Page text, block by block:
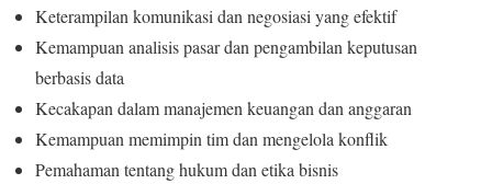
Keterampilan komunikasi dan negosiasi yang efektif
Kemampuan analisis pasar dan pengambilan keputusan
berbasis data
Kecakapan dalam manajemen keuangan dan anggaran
Kemampuan memimpin tim dan mengelola konflik
Pemahaman tentang hukum dan etika bisnis